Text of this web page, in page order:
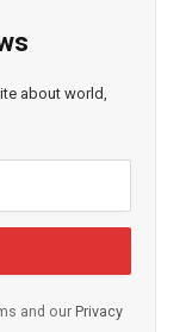
about world,
and our Privacy